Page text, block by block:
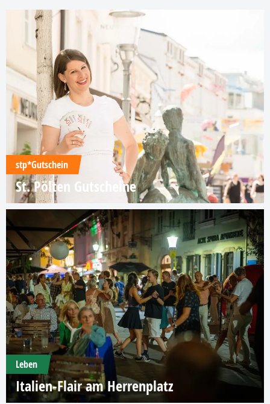
stp*Gutschein
St. Pölten Gutscheine
Leben
Italien-Flair am Herrenplatz